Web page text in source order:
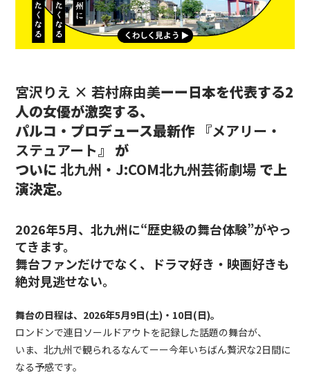
宮沢りえ × 若村麻由美ーー日本を代表する2
人の女優が激突する、
パルコ・プロデュース最新作 『メアリー・
ステュアート』 が
ついに北九州・J:COM北九州芸術劇場 で上
演決定。
2026年5月、北九州に“歴史級の舞台体験”がやっ
てきます。
舞台ファンだけでなく、ドラマ好き・映画好きも
絶対見逃せない。
舞台の日程は、 2026年5月9日(土) ・ 10日(日)。
ロンドンで連日ソールドアウトを記録した話題の舞台が、
いま、北九州で観られるなんてーー今年いちばん贅沢な2日間に
なる予感です。